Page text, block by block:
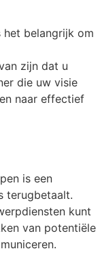
het belangrijk om
zijn dat u
die uw visie
naar effectief
is een
terugbetaalt.
kunt
van potentiële